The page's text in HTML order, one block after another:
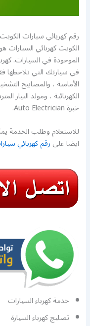
رقم كهربائي سيارات
الكويت كهربائي السيارات
الموجودة في السيارات.
في سيارتك التي تلاحظها
الأمامية ، والمصابيح
الكهربائية ، ومولد التيار
خبرة Auto Electrician.
للاستعلام وطلب الخدمة
ايضا علىرقم كهربائي
خدمة كهرباء السيارات
تصليج كهرباء السيارة